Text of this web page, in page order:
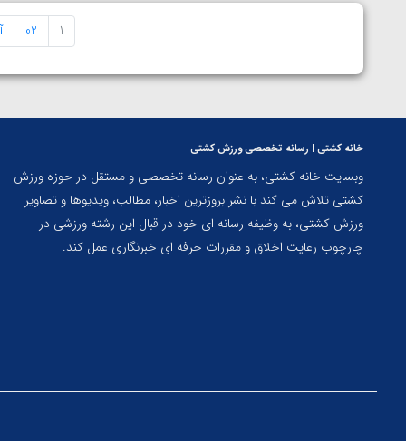
1
02
خانه کشتی | رسانه تخصصی ورزش کشتی
وبسایت خانه کشتی، به عنوان رسانه تخصصی و مستقل در حوزه ورزش
کشتی تلاش می کند با نشر بروزترین اخبار، مطالب، ویدیوها و تصاویر
ورزش کشتی، به وظیفه رسانه ای خود در قبال این رشته ورزشی در
چارچوب رعایت اخلاق و مقررات حرفه ای خبرنگاری عمل کند.